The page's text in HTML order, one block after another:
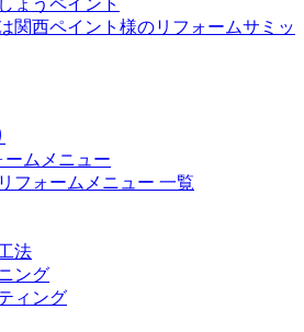
ームメニュー
フォームメニュー 一覧
法
ング
ィング